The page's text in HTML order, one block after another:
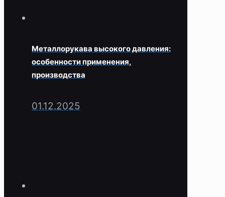
Металлорукава высокого давления:
особенности применения,
производства
01.12.2025